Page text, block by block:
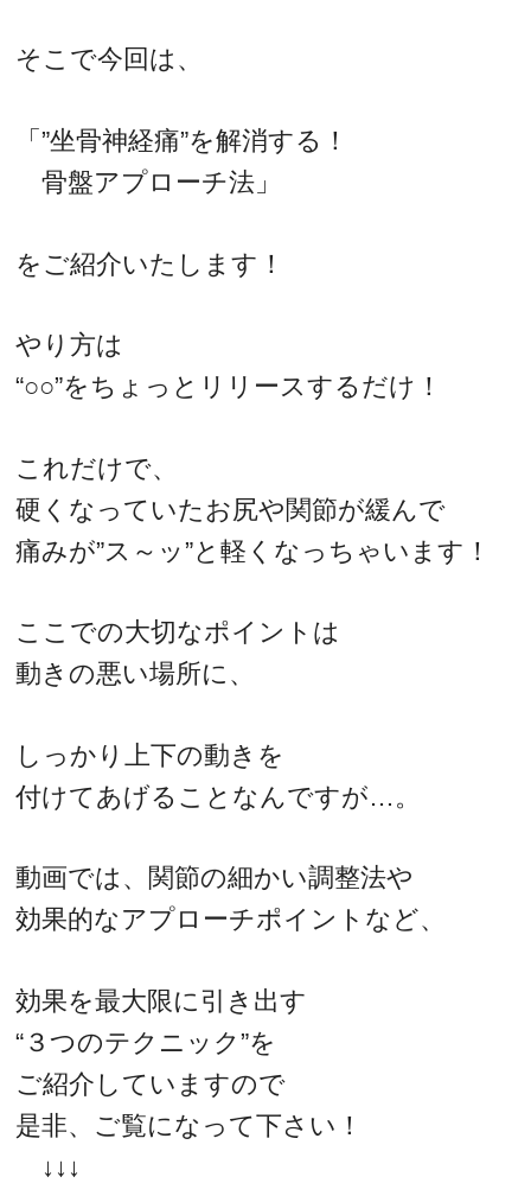
そこで今回は、
「”坐骨神経痛”を解消する！
骨盤アプローチ法」
をご紹介いたします！
やり方は
“○○”をちょっとリリースするだけ！
これだけで、
硬くなっていたお尻や関節が緩んで
痛みが”ス～ッ”と軽くなっちゃいます！
ここでの大切なポイントは
動きの悪い場所に、
しっかり上下の動きを
付けてあげることなんですが…。
動画では、関節の細かい調整法や
効果的なアプローチポイントなど、
効果を最大限に引き出す
“３つのテクニック”を
ご紹介していますので
是非、ご覧になって下さい！
↓↓↓